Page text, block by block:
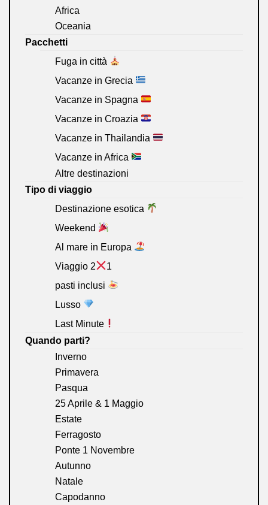
Africa
Oceania
Pacchetti
Fuga in città
Vacanze in Grecia
Vacanze in Spagna
Vacanze in Croazia
Vacanze in Thailandia
Vacanze in Africa
Altre destinazioni
Tipo di viaggio
Destinazione esotica
Weekend
Al mare in Europa
Viaggio 2
1
pasti inclusi
Lusso
Last Minute
Quando parti?
Inverno
Primavera
Pasqua
25 Aprile & 1 Maggio
Estate
Ferragosto
Ponte 1 Novembre
Autunno
Natale
Capodanno